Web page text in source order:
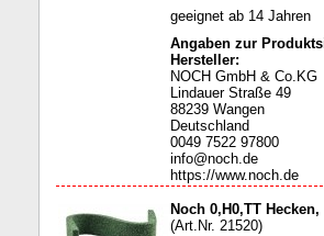
geeignet ab 14 Jahren
Angaben zur
Hersteller:
NOCH GmbH & Co.KG
Lindauer Straße 49
88239 Wangen
Deutschland
0049 7522 97800
info@noch.de
https://www.noch.de
Noch 0,H0,TT
(Art.Nr. 21520)